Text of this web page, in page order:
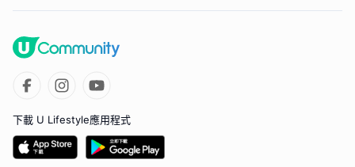
下載 U Lifestyle應用程式